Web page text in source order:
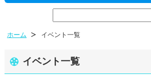
ホーム イベント一覧
イベント一覧